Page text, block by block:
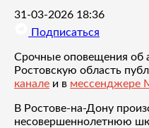
31-03-2026 18:36
Подписаться
Срочные оповещения об
Ростовскую область
канале и в мессенджере
В Ростове-на-Дону
несовершеннолетнюю